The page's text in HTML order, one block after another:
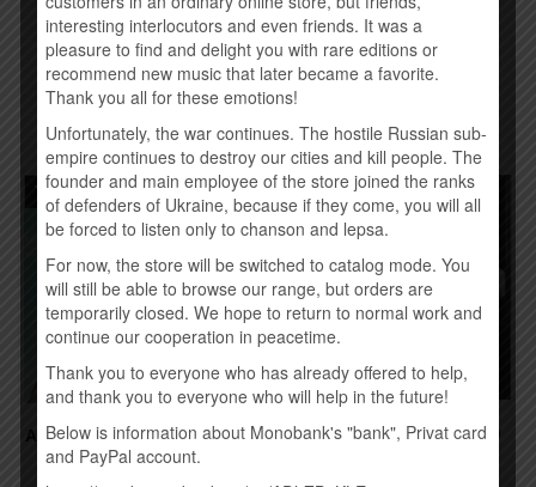
250,00грн.
Купить
190,00 грн.
Купить
Товар закінчився!
АНТИТІЛА – ВСЕ КРАСИВО
(2015)
245,00 грн.
ШАNA – МОЛЮСЬ (2016)
interesting interlocutors and even friends. It was a
pleasure to find and delight you with rare editions or
recommend new music that later became a favorite.
Thank you all for these emotions!
Unfortunately, the war continues. The hostile Russian sub-
empire continues to destroy our cities and kill people. The
founder and main employee of the store joined the ranks
of defenders of Ukraine, because if they come, you will all
be forced to listen only to chanson and lepsa.
For now, the store will be switched to catalog mode. You
will still be able to browse our range, but orders are
temporarily closed. We hope to return to normal work and
continue our cooperation in peacetime.
Thank you to everyone who has already offered to help,
and thank you to everyone who will help in the future!
Below is information about Monobank's "bank", Privat card
and PayPal account.